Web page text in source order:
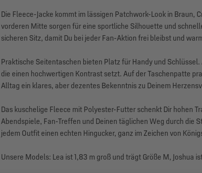
Die Fleece-Jacke kommt im lässigen Patchwork-Look in Braun,
vorderen Mitte sorgen für eine sportliche Silhouette und
sicheren Sitz, damit Du bei jeder Fan-Aktion frei bleibst und
Praktische Seitentaschen bieten Platz für Handy und
die einen hochwertigen Kontrast setzt. Auf der Taschenpatte
Alltag ein klares, aber dezentes Bekenntnis zu Deinem
Das kuschelige Fleece mit Polyester-Futter schenkt Dir hohen
Abendspiele, Fan-Treffen und Deinen täglichen Weg durch die
jedem Outfit einen echten Hingucker, ganz im Zeichen von
Unsere Models: Lea ist 1,83 m groß und trägt Größe M, Joshua